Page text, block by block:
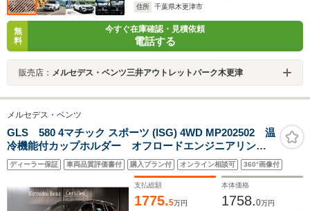
住所
千葉県木更津市
無
料
今すぐ在庫確認・見積依頼
電話する
販売店： メルセデス・ベンツ三井アウトレットパーク木更津
メルセデス・ベンツ
GLS 580 4マチック スポーツ (ISG) 4WD MP202502 温
冷機能付カップホルダー オフロードエンジニアリング
パッケージ MBUXエンターテインメントパッケージ
強化アンダーフロアパネル ドアクロージングサポータ
ー E-ACTIVE BODY CONTROL
ディーラー保証 車両品質評価書付 購入プラン付 オンライン相談可 360°画像付
支払総額
1775.5万円
本体価格
1758.0万円